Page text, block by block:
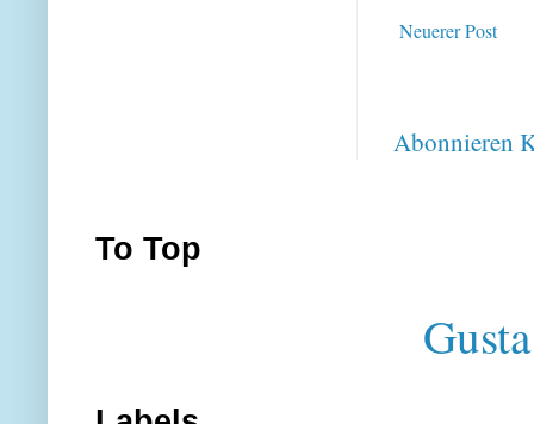
Neuerer Post
Abonnieren
To Top